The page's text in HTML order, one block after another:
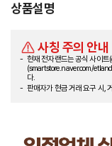
상품설명
사칭 주의 안내
현재 전자랜드는 공식 사이
(smartstore.naver.com/
다.
판매자가 현금 거래 요구 시,